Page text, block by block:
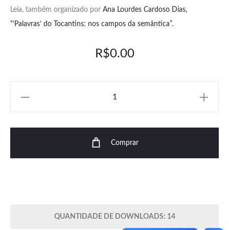
Leia, também organizado por Ana Lourdes Cardoso Dias,
“’Palavras’ do Tocantins: nos campos da semântica”.
R$0.00
Comprar
QUANTIDADE DE DOWNLOADS: 14